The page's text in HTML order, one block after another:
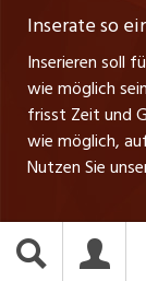
vol.at
Inserate so
Inserieren soll
wie möglich
frisst Zeit und
wie möglich,
Nutzen Sie